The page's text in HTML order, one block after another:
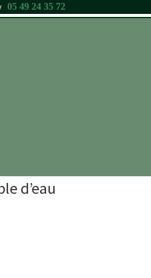
05 49 24 35 72
d’eau